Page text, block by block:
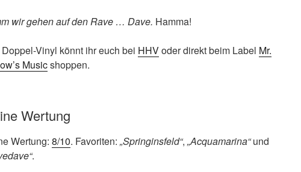
wir gehen auf den Rave … Dave. Hamma!
Vinyl könnt ihr euch bei HHVoder direkt beim Label Mr.
Musicshoppen.
Wertung
Wertung: 8/10. Favoriten: „Springinsfeld“, „Acquamarina“und
.